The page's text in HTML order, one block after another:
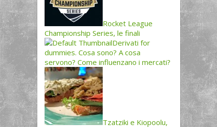
Rocket League
Championship Series, le finali
Derivati for
dummies. Cosa sono? A cosa
servono? Come influenzano i mercati?
Tzatziki e Kiopoolu,